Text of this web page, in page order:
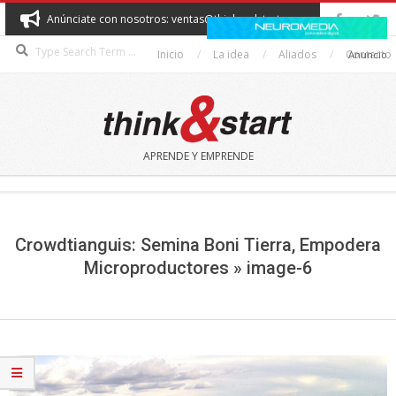
Skip
to
content
Anúnciate con nosotros: ventas@thinkandstart.com
Inicio La idea Aliados Contacto
THINK&START
APRENDE Y EMPRENDE
Anuncio
Crowdtianguis: Semina Boni Tierra, Empodera
Microproductores » image-6